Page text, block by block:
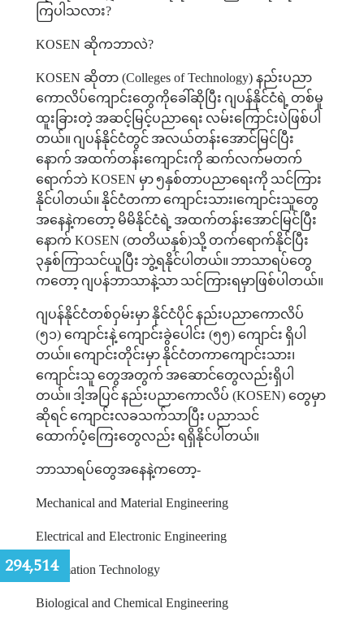
ကြပါသလား?
KOSEN ဆိုကဘာလဲ?
KOSEN ဆိုတာ (Colleges of Technology)နည်းပညာ
ကောလိပ်ကျောင်းတွေကိုခေါ်ဆိုပြီး ဂျပန်နိုင်ငံရဲ့ တစ်မူ
ထူးခြားတဲ့ အဆင့်မြင့်ပညာရေး လမ်းကြောင်းပဲဖြစ်ပါ
တယ်။ ဂျပန်နိုင်ငံတွင် အလယ်တန်းအောင်မြင်ပြီး
နောက် အထက်တန်းကျောင်းကို ဆက်လက်မတက်
ရောက်ဘဲ KOSEN မှာ ၅နှစ်တာပညာရေးကို သင်ကြား
နိုင်ပါတယ်။ နိုင်ငံတကာ ကျောင်းသား၊ကျောင်းသူတွေ
အနေနဲ့ကတော့ မိမိနိုင်ငံရဲ့ အထက်တန်းအောင်မြင်ပြီး
နောက် KOSEN (တတိယနှစ်)သို့ တက်ရောက်နိုင်ပြီး
၃နှစ်ကြာသင်ယူပြီး ဘွဲ့ရနိုင်ပါတယ်။ ဘာသာရပ်တွေ
ကတော့ ဂျပန်ဘာသာနဲ့သာ သင်ကြားရမှာဖြစ်ပါတယ်။
ဂျပန်နိုင်ငံတစ်ဝှမ်းမှာ နိုင်ငံပိုင် နည်းပညာကောလိပ်
(၅၁)ကျောင်းနဲ့ ကျောင်းခွဲပေါင်း (၅၅)ကျောင်း ရှိပါ
တယ်။ ကျောင်းတိုင်းမှာ နိုင်ငံတကာကျောင်းသား၊
ကျောင်းသူ တွေအတွက် အဆောင်တွေလည်းရှိပါ
တယ်။ ဒါ့အပြင် နည်းပညာကောလိပ် (KOSEN)တွေမှာ
ဆိုရင် ကျောင်းလခသက်သာပြီး ပညာသင်
ထောက်ပံ့ကြေးတွေလည်း ရရှိနိုင်ပါတယ်။
ဘာသာရပ်တွေအနေနဲ့ကတော့-
Mechanical and Material Engineering
Electrical and Electronic Engineering
Information Technology
Biological and Chemical Engineering
294,514